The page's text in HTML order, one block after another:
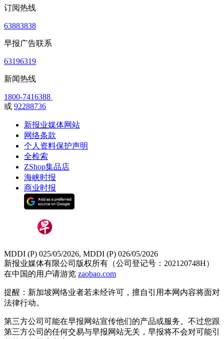
订阅热线
63883838
早报广告联系
63196319
新闻热线
1800-7416388
或 92288736
新报业媒体网站
网络条款
个人资料保护声明
全检索
ZShop集品店
海峡时报
商业时报
MDDI (P) 025/05/2026, MDDI (P) 026/05/2026
新报业媒体有限公司版权所有（公司登记号：202120748H）
在中国的用户请游览 zaobao.com
提醒：新加坡网络业者若未经许可，擅自引用本网内容将面对
法律行动。
第三方公司可能在早报网站宣传他们的产品或服务。不过您跟
第三方公司的任何交易与早报网站无关，早报将不会对可能引